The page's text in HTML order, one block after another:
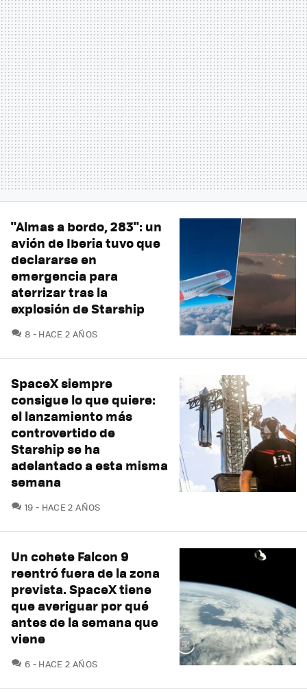
"Almas a bordo, 283": un
avión de Iberia tuvo que
declararse en
emergencia para
aterrizar tras la
explosión de Starship
8 COMENTARIOS
HACE 2 AÑOS
SpaceX siempre
consigue lo que quiere:
el lanzamiento más
controvertido de
Starship se ha
adelantado a esta misma
semana
19 COMENTARIOS
HACE 2 AÑOS
Un cohete Falcon 9
reentró fuera de la zona
prevista. SpaceX tiene
que averiguar por qué
antes de la semana que
viene
6 COMENTARIOS
HACE 2 AÑOS